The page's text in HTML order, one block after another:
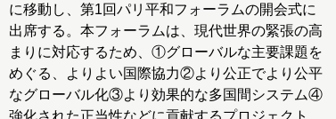
に移動し、第1回パリ平和フォーラムの開会式に
出席する。本フォーラムは、現代世界の緊張の高
まりに対応するため、①グローバルな主要課題を
めぐる、よりよい国際協力②より公正でより公平
なグローバル化③より効果的な多国間システム④
強化された正当性などに貢献するプロジェクト、